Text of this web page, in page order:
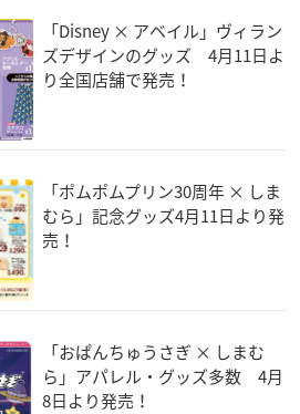
「Disney × アベイル」ヴィラン
ズデザインのグッズ 4月11日よ
り全国店舗で発売！
「ポムポムプリン30周年 × しま
むら」記念グッズ4月11日より発
売！
「おぱんちゅうさぎ × しまむ
ら」アパレル・グッズ多数 4月
8日より発売！